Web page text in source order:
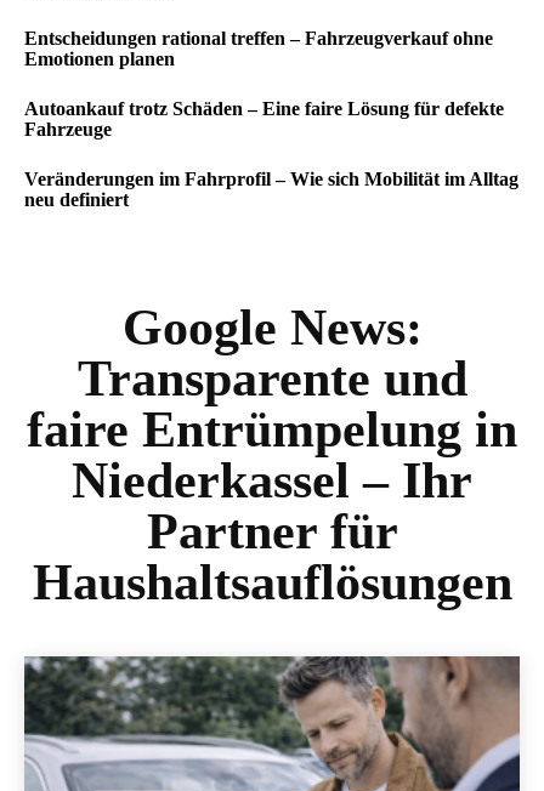
Entscheidungen rational treffen – Fahrzeugverkauf ohne
Emotionen planen
Autoankauf trotz Schäden – Eine faire Lösung für defekte
Fahrzeuge
Veränderungen im Fahrprofil – Wie sich Mobilität im Alltag
neu definiert
Google News:
Transparente und
faire Entrümpelung in
Niederkassel – Ihr
Partner für
Haushaltsauflösungen